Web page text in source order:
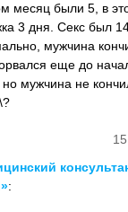
месяц были 5, в
3 дня. Секс был
мужчина
еще до
мужчина не
: